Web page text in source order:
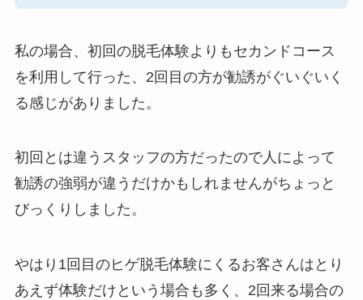
私の場合、初回の脱毛体験よりもセカンドコース
を利用して行った、2回目の方が勧誘がぐいぐいく
る感じがありました。
初回とは違うスタッフの方だったので人によって
勧誘の強弱が違うだけかもしれませんがちょっと
びっくりしました。
やはり1回目のヒゲ脱毛体験にくるお客さんはとり
あえず体験だけという場合も多く、2回来る場合の